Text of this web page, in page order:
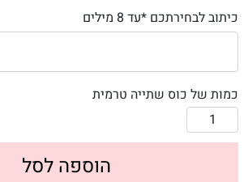
כיתוב לבחירתכם *עד 8 מילים
כמות של כוס שתייה טרמית
הוספה לסל